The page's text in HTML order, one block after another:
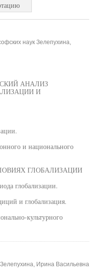
наук Зелепухина,
АНАЛИЗ
И
и национального
ГЛОБАЛИЗАЦИИ
глобализации.
и глобализация.
культурного
Ирина Васильевна